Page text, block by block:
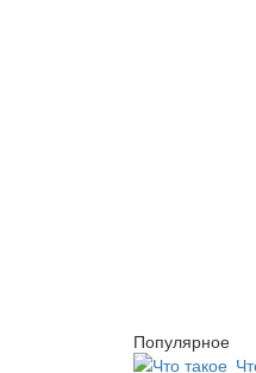
Популярное